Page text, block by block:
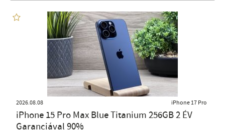
2026.08.08 iPhone 17 Pro
iPhone 15 Pro Max Blue Titanium 256GB 2 ÉV
Garanciával 90%